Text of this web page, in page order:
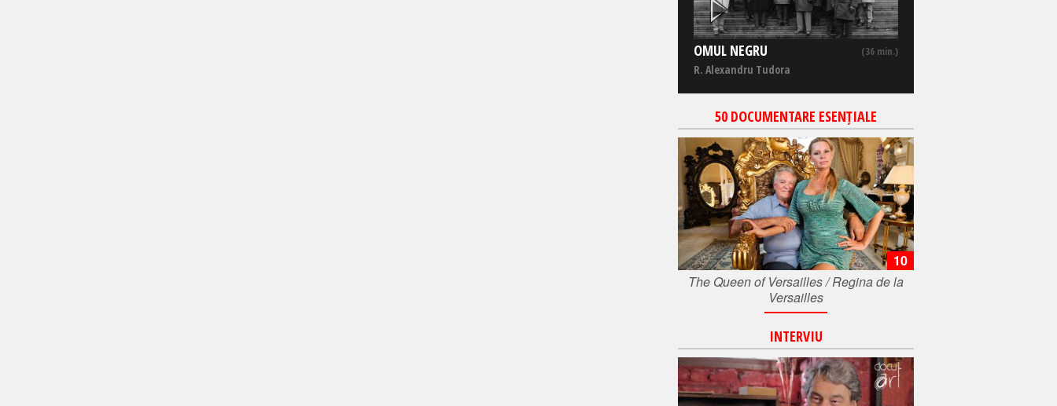
OMUL NEGRU (36 min.)
R. Alexandru Tudora
50 DOCUMENTARE ESENȚIALE
The Queen of Versailles / Regina de la
Versailles
10
INTERVIU